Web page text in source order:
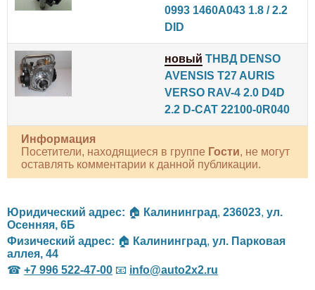
0993 1460A043 1.8 / 2.2
DID
новый ТНВД DENSO
AVENSIS T27 AURIS
VERSO RAV-4 2.0 D4D
2.2 D-CAT 22100-0R040
Информация
Посетители, находящиеся в группе Гости, не могут
оставлять комментарии к данной публикации.
Юридический адрес: 🏠 Калининград, 236023, ул.
Осенняя, 6Б
Физический адрес: 🏠 Калининград, ул. Парковая
аллея, 44
☎ +7 996 522-47-00 📧 info@auto2x2.ru